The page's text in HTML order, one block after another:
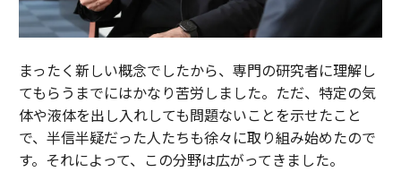
まったく新しい概念でしたから、専門の研究者に理解し
てもらうまでにはかなり苦労しました。ただ、特定の気
体や液体を出し入れしても問題ないことを示せたこと
で、半信半疑だった人たちも徐々に取り組み始めたので
す。それによって、この分野は広がってきました。